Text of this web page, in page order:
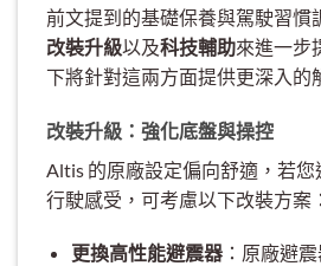
前文提到的基礎保養與駕駛習慣
改裝升級以及科技輔助來進一步
下將針對這兩方面提供更深入的
改裝升級：強化底盤與操控
Altis 的原廠設定偏向舒適，若
行駛感受，可考慮以下改裝方案：
更換高性能避震器：原廠避